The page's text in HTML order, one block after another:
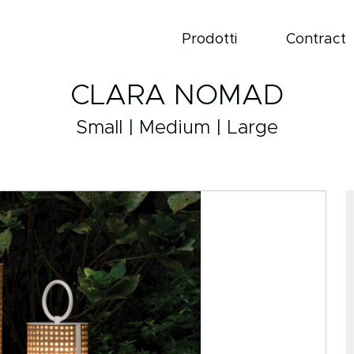
Prodotti Contract
CLARA NOMAD
Small | Medium | Large